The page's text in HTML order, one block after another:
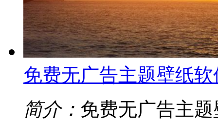
免费无广告主题壁纸软
简介： 免费无广告主